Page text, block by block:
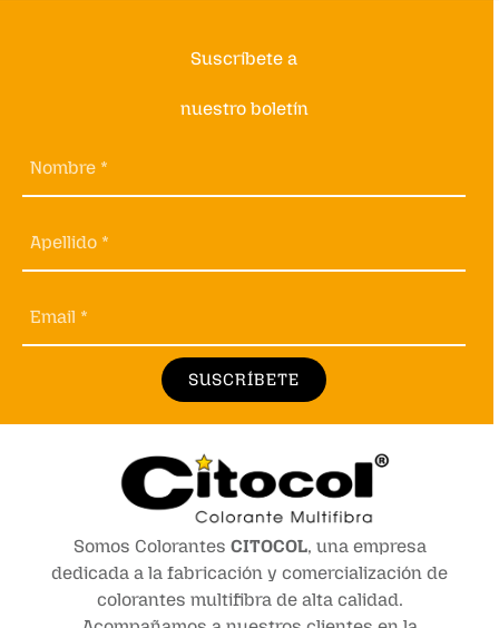
Suscríbete a
nuestro boletín
Nombre *
Apellido *
Email *
SUSCRÍBETE
Somos Colorantes CITOCOL, una empresa
dedicada a la fabricación y comercialización de
colorantes multifibra de alta calidad.